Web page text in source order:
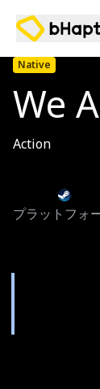
Native
We
Action
プラットフォ